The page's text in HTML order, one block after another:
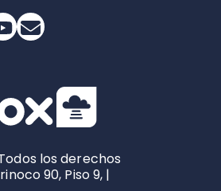
los derechos
90, Piso 9, |